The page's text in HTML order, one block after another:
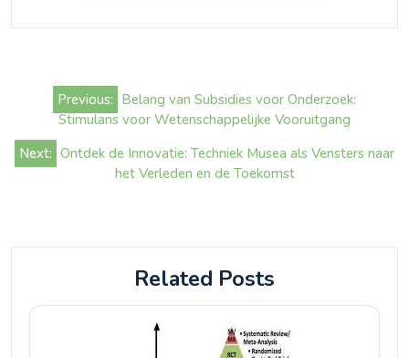
Bericht
navigatie
Previous: Belang van Subsidies voor Onderzoek:
Stimulans voor Wetenschappelijke Vooruitgang
Next: Ontdek de Innovatie: Techniek Musea als Vensters naar
het Verleden en de Toekomst
Related Posts